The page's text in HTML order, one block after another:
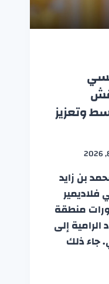
وتعزيز
بن زايد
فلاديمير
منطقة
إلى
جاء ذلك